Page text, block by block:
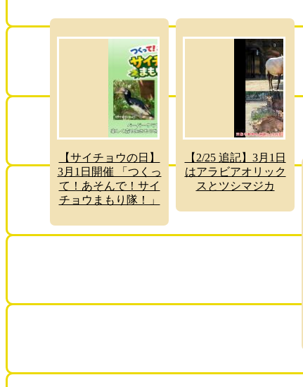
【サイチョウの日】
3月1日開催 「つくっ
て！あそんで！サイ
チョウまもり隊！」
【2/25 追記】3月1日
はアラビアオリック
スとツシマジカ